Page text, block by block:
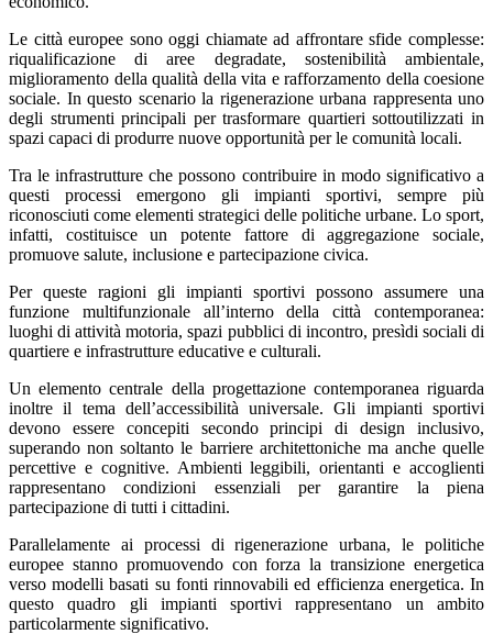
Le città europee sono oggi chiamate ad affrontare sfide complesse:
riqualificazione di aree degradate, sostenibilità ambientale,
miglioramento della qualità della vita e rafforzamento della coesione
sociale. In questo scenario la rigenerazione urbana rappresenta uno
degli strumenti principali per trasformare quartieri sottoutilizzati in
spazi capaci di produrre nuove opportunità per le comunità locali.
Tra le infrastrutture che possono contribuire in modo significativo a
questi processi emergono gli impianti sportivi, sempre più
riconosciuti come elementi strategici delle politiche urbane. Lo sport,
infatti, costituisce un potente fattore di aggregazione sociale,
promuove salute, inclusione e partecipazione civica.
Per queste ragioni gli impianti sportivi possono assumere una
funzione multifunzionale all’interno della città contemporanea:
luoghi di attività motoria, spazi pubblici di incontro, presìdi sociali di
quartiere e infrastrutture educative e culturali.
Un elemento centrale della progettazione contemporanea riguarda
inoltre il tema dell’accessibilità universale. Gli impianti sportivi
devono essere concepiti secondo principi di design inclusivo,
superando non soltanto le barriere architettoniche ma anche quelle
percettive e cognitive. Ambienti leggibili, orientanti e accoglienti
rappresentano condizioni essenziali per garantire la piena
partecipazione di tutti i cittadini.
Parallelamente ai processi di rigenerazione urbana, le politiche
europee stanno promuovendo con forza la transizione energetica
verso modelli basati su fonti rinnovabili ed efficienza energetica. In
questo quadro gli impianti sportivi rappresentano un ambito
particolarmente significativo.